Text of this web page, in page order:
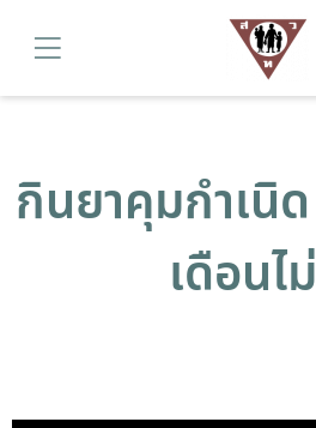
กินยาคุมกำเนิ
เดือนไ